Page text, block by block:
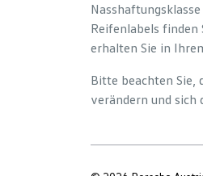
Reifenlabels finden
erhalten Sie in
Bitte beachten Sie,
verändern und sich